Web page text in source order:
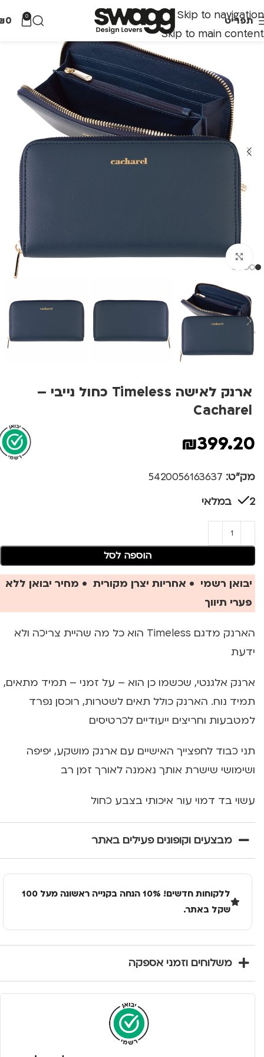
Skip to navigation
Skip to main content
תפריט 0
0
לחצו להגדלה
ארנק לאישה Timeless כחול נייבי –
Cacharel
₪399.20
מק"ט: 5420056163637
2 במלאי
הוספה לסל
יבואן רשמי • אחריות יצרן מקורית • מחיר יבואן ללא
פערי תיווך
הארנק מדגם Timeless הוא כל מה שהיית צריכה ולא
ידעת
ארנק אלגנטי, שכשמו כן הוא – על זמני – תמיד מתאים,
תמיד נוח. הארנק כולל תאים לשטרות, רוכסן נפרד
למטבעות וחריצים ייעודיים לכרטיסים
תני כבוד לחפצייך האישיים עם ארנק מושקע, יפיפה
ושימושי שישרת אותך נאמנה לאורך זמן רב
עשוי בד דמוי עור איכותי בצבע כחול
מבצעים וקופונים פעילים באתר
ללקוחות חדשים! 10% הנחה בקנייה ראשונה מעל 100
שקל באתר.
משלוחים וזמני אספקה